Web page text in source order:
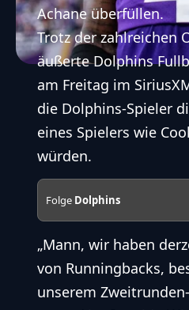
Achaneüberfüllen.
Trotz der zahlreichen
äußerte Dolphins
am Freitag im
die Dolphins-Spieler
eines Spielers wie
würden.
Folge Dolphins
„Mann, wir haben
von Runningbacks,
unserem Zweitrunden-